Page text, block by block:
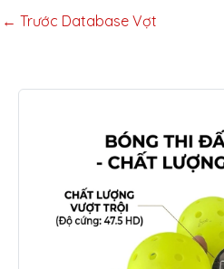
← Trước Database Vợt